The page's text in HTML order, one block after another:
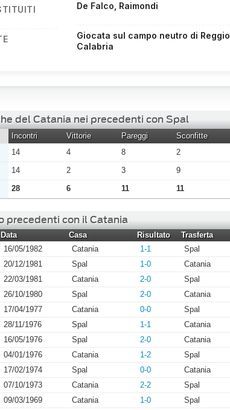
De Falco, Raimondi
Giocata sul campo neutro di Reggio
Calabria
del Catania nei precedenti con Spal
Incontri Vittorie Pareggi Sconfitte
14 4 8 2
14 2 3 9
28 6 11 11
precedenti con il Catania
Data Casa Risultato Trasferta
16/05/1982 Catania 1-1 Spal
20/12/1981 Spal 1-0 Catania
22/03/1981 Catania 2-0 Spal
26/10/1980 Spal 2-0 Catania
17/04/1977 Catania 0-0 Spal
28/11/1976 Spal 1-1 Catania
16/05/1976 Spal 2-0 Catania
04/01/1976 Catania 1-2 Spal
17/02/1974 Spal 0-0 Catania
07/10/1973 Catania 2-2 Spal
09/03/1969 Catania 1-0 Spal